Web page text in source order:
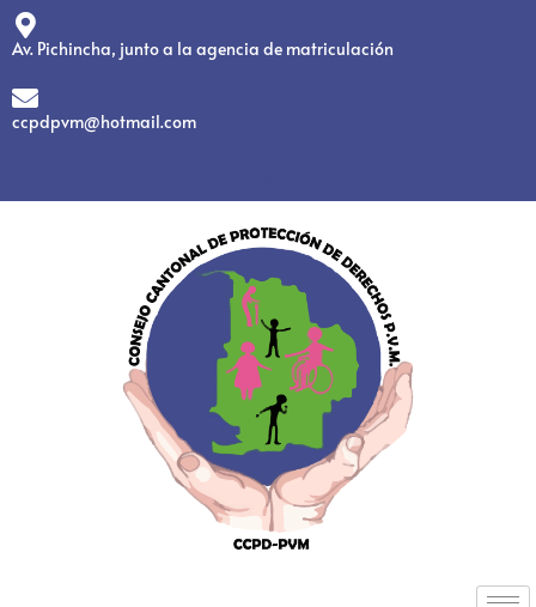
Av. Pichincha, junto a la agencia de matriculación
ccpdpvm@hotmail.com